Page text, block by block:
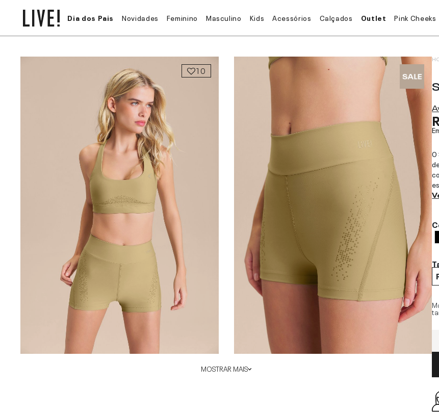
Dia dos Pais Novidades Feminino Masculino Kids Acessórios Calçados Outlet Pink Cheeks
10
MOSTRAR MAIS